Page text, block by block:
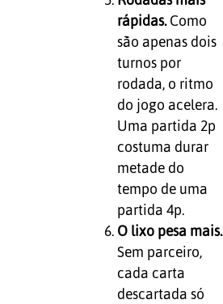
rápidas.Como
são apenas dois
turnos por
rodada, o ritmo
do jogo acelera.
Uma partida 2p
costuma durar
metade do
tempo de uma
partida 4p.
O lixo pesa mais.
Sem parceiro,
cada carta
descartada só